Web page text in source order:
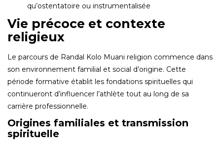
qu’ostentatoire ou instrumentalisée
Vie précoce et contexte
religieux
Le parcours de Randal Kolo Muani religion commence dans
son environnement familial et social d’origine. Cette
période formative établit les fondations spirituelles qui
continueront d’influencer l’athlète tout au long de sa
carrière professionnelle.
Origines familiales et transmission
spirituelle